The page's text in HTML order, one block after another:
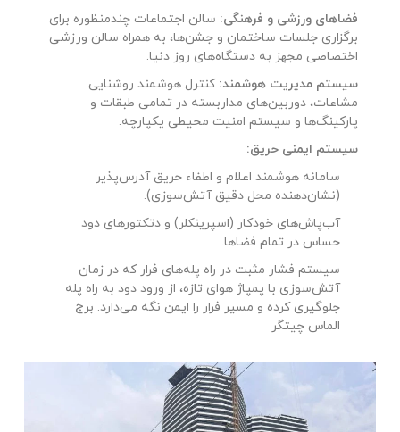
فضاهای ورزشی و فرهنگی:سالن اجتماعات چندمنظوره برای
برگزاری جلسات ساختمان و جشن‌ها، به همراه سالن ورزشی
اختصاصی مجهز به دستگاه‌های روز دنیا.
سیستم مدیریت هوشمند:کنترل هوشمند روشنایی
مشاعات، دوربین‌های مداربسته در تمامی طبقات و
پارکینگ‌ها و سیستم امنیت محیطی یکپارچه.
سیستم ایمنی حریق:
سامانه هوشمند اعلام و اطفاء حریق آدرس‌پذیر
(نشان‌دهنده محل دقیق آتش‌سوزی).
آب‌پاش‌های خودکار (اسپرینکلر) و دتکتورهای دود
حساس در تمام فضاها.
سیستم فشار مثبت در راه پله‌های فرار که در زمان
آتش‌سوزی با پمپاژ هوای تازه، از ورود دود به راه پله
جلوگیری کرده و مسیر فرار را ایمن نگه می‌دارد. برج
الماس چیتگر